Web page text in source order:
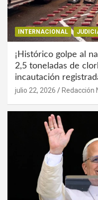
INTERNACIONAL
¡Histórico golpe al
2,5 toneladas de
incautación
julio 22, 2026 Redacción